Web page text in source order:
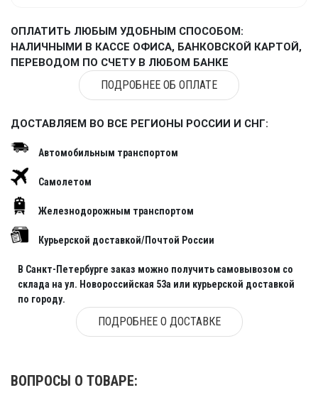
ОПЛАТИТЬ ЛЮБЫМ УДОБНЫМ СПОСОБОМ:
НАЛИЧНЫМИ В КАССЕ ОФИСА, БАНКОВСКОЙ КАРТОЙ,
ПЕРЕВОДОМ ПО СЧЕТУ В ЛЮБОМ БАНКЕ
ПОДРОБНЕЕ ОБ ОПЛАТЕ
ДОСТАВЛЯЕМ ВО ВСЕ РЕГИОНЫ РОССИИ И СНГ:
Автомобильным транспортом
Самолетом
Железнодорожным транспортом
Курьерской доставкой/Почтой России
В Санкт-Петербурге заказ можно получить самовывозом со
склада на ул. Новороссийская 53а или курьерской доставкой
по городу.
ПОДРОБНЕЕ О ДОСТАВКЕ
ВОПРОСЫ О ТОВАРЕ: